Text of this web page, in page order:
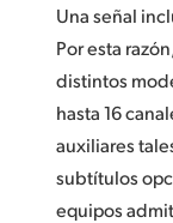
Una señal
Por esta
distintos
hasta 16
auxiliares
subtítulos
equipos